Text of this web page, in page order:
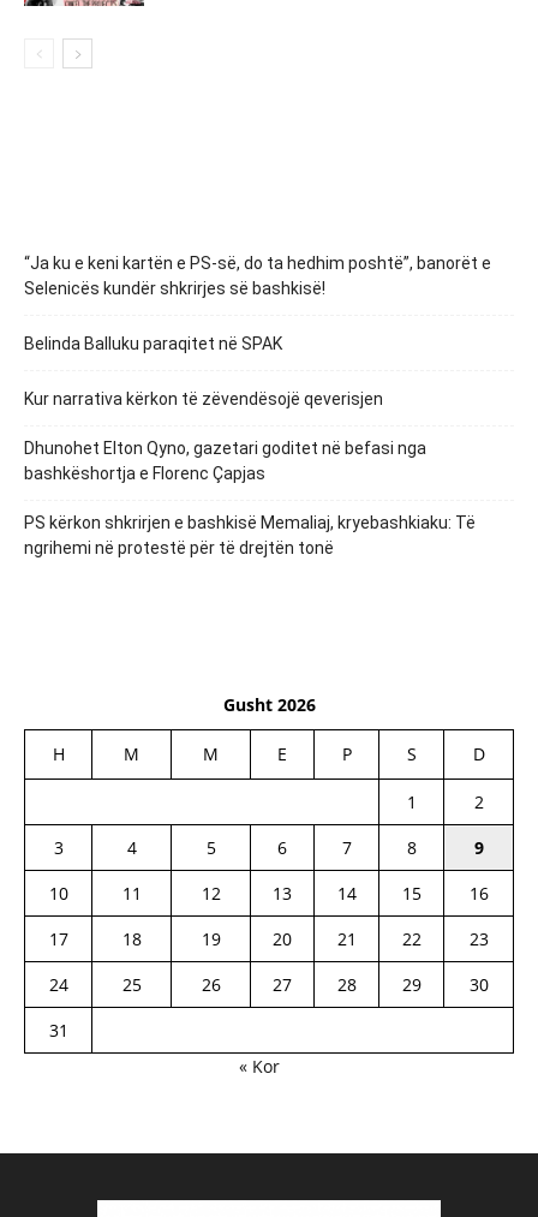
“Ja ku e keni kartën e PS-së, do ta hedhim poshtë”, banorët e
Selenicës kundër shkrirjes së bashkisë!
Belinda Balluku paraqitet në SPAK
Kur narrativa kërkon të zëvendësojë qeverisjen
Dhunohet Elton Qyno, gazetari goditet në befasi nga
bashkëshortja e Florenc Çapjas
PS kërkon shkrirjen e bashkisë Memaliaj, kryebashkiaku: Të
ngrihemi në protestë për të drejtën tonë
Gusht 2026
H M M E P S D
1
2
3
4 5 6 7 8
9
10
11 12 13 14 15
16
17
18 19 20 21 22
23
24
25 26 27 28 29
30
31
« Kor